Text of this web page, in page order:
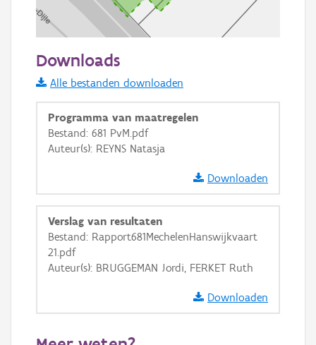
Informatie Vlaanderen
i
+ −
Basis Lagen
Ortho
Downloads
Alle bestanden downloaden
Programma van maatregelen
Bestand: 681 PvM.pdf
Auteur(s): REYNS Natasja
Downloaden
Verslag van resultaten
Bestand: Rapport681MechelenHanswijkvaart
21.pdf
Auteur(s): BRUGGEMAN Jordi, FERKET Ruth
Downloaden